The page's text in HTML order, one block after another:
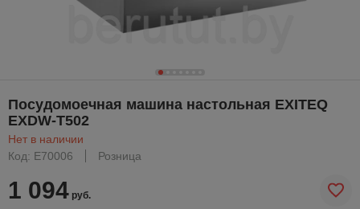
Посудомоечная машина настольная EXITEQ
EXDW-T502
Нет в наличии
Код: E70006
Розница
1 094 руб.